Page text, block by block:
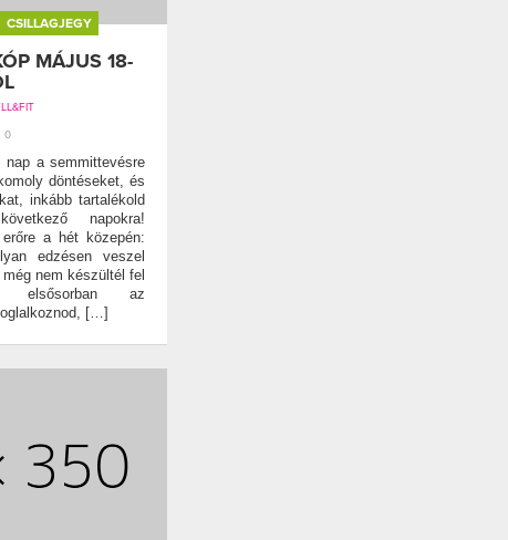
CSILLAGJEGY
MÁJUS 18-
0
nap a semmittevésre
döntéseket, és
inkább tartalékold
napokra!
a hét közepén:
edzésen veszel
nem készültél fel
elsősorban az
[…]